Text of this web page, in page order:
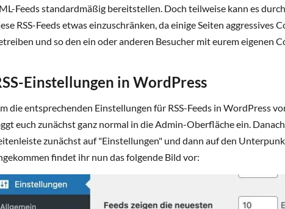
Feeds standardmäßig bereitstellen. Doch teilweise kann es
RSS-Feeds etwas einzuschränken, da einige Seiten aggressives
und so den ein oder anderen Besucher mit eurem eigenen
Einstellungen in WordPress
die entsprechenden Einstellungen für RSS-Feeds in WordPress
euch zunächst ganz normal in die Admin-Oberfläche ein.
zunächst auf "Einstellungen" und dann auf den
findet ihr nun das folgende Bild vor: